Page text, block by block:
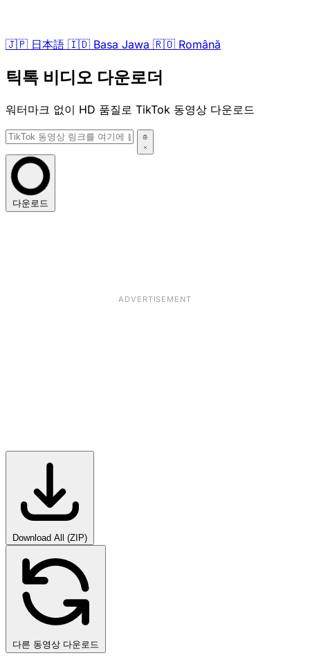
🇯🇵 日本語 🇮🇩 Basa Jawa 🇷🇴 Română
틱톡 비디오 다운로더
워터마크 없이 HD 품질로 TikTok 동영상 다운로드
다운로드
ADVERTISEMENT
Download All (ZIP)
다른 동영상 다운로드